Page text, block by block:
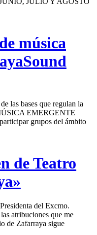
música
las bases que regulan la
EMERGENTE
grupos del ámbito
de Teatro
del Excmo.
atribuciones que me
de Zafarraya sigue